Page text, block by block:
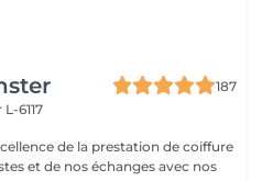
187
6117
et de nos échanges avec nos